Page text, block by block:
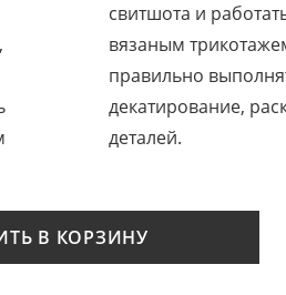
свитшота и
вязаным
правильно
декатирование,
деталей.
В КОРЗИНУ